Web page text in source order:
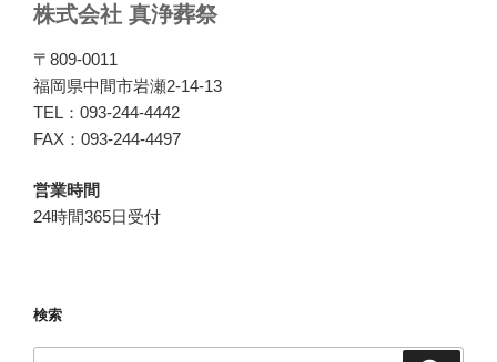
株式会社 真浄葬祭
〒809-0011
福岡県中間市岩瀬2-14-13
TEL：093-244-4442
FAX：093-244-4497
営業時間
24時間365日受付
検索